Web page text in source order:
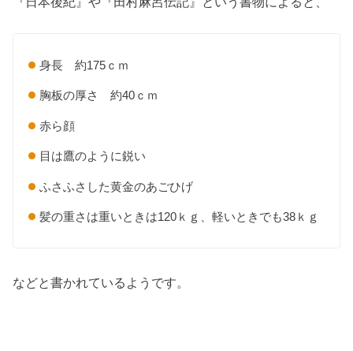
身長 約175ｃｍ
胸板の厚さ 約40ｃｍ
赤ら顔
目は鷹のように鋭い
ふさふさした黄金のあごひげ
髪の重さは重いときは120ｋｇ、軽いときでも38ｋｇ
などと書かれているようです。